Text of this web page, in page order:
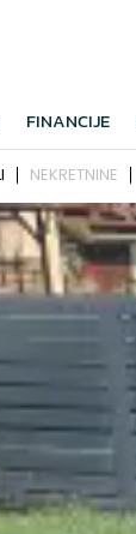
FINANCIJE